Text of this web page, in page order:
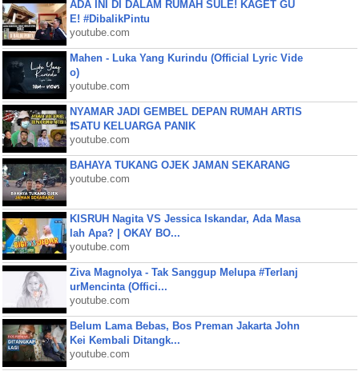
ADA INI DI DALAM RUMAH SULE! KAGET GU
E! #DibalikPintu
youtube.com
Mahen - Luka Yang Kurindu (Official Lyric Vide
o)
youtube.com
NYAMAR JADI GEMBEL DEPAN RUMAH ARTIS
❗SATU KELUARGA PANIK
youtube.com
BAHAYA TUKANG OJEK JAMAN SEKARANG
youtube.com
KISRUH Nagita VS Jessica Iskandar, Ada Masa
lah Apa? | OKAY BO...
youtube.com
Ziva Magnolya - Tak Sanggup Melupa #Terlanj
urMencinta (Offici...
youtube.com
Belum Lama Bebas, Bos Preman Jakarta John
Kei Kembali Ditangk...
youtube.com